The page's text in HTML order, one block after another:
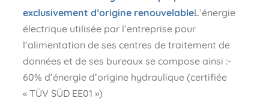
exclusivement d’origine renouvelableL’énergie
électrique utilisée par l’entreprise pour
l’alimentation de ses centres de traitement de
données et de ses bureaux se compose ainsi :-
60% d’énergie d’origine hydraulique (certifiée
« TÜV SÜD EE01 »)